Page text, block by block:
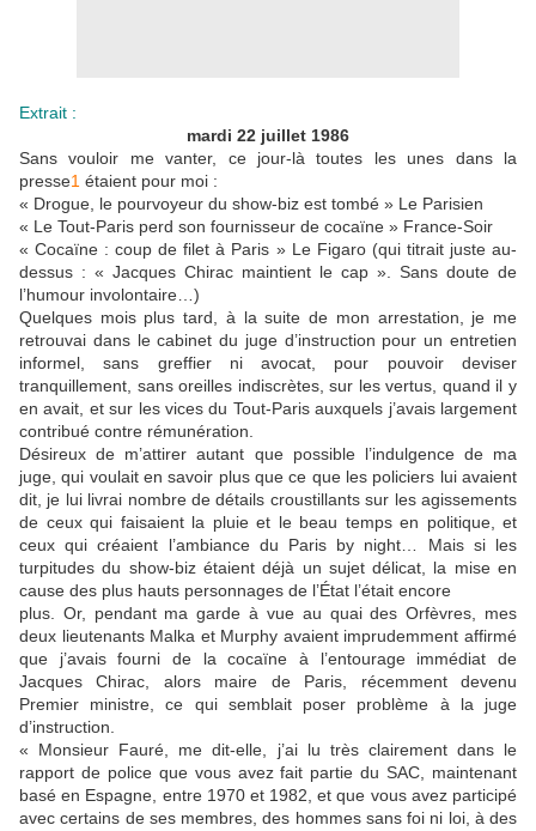
Extrait :
mardi 22 juillet 1986
Sans vouloir me vanter, ce jour-là toutes les unes dans la
presse1 étaient pour moi :
« Drogue, le pourvoyeur du show-biz est tombé » Le Parisien
« Le Tout-Paris perd son fournisseur de cocaïne » France-Soir
« Cocaïne : coup de filet à Paris » Le Figaro(qui titrait juste au-
dessus : « Jacques Chirac maintient le cap ». Sans doute de
l’humour involontaire…)
Quelques mois plus tard, à la suite de mon arrestation, je me
retrouvai dans le cabinet du juge d’instruction pour un entretien
informel, sans greffier ni avocat, pour pouvoir deviser
tranquillement, sans oreilles indiscrètes, sur les vertus, quand il y
en avait, et sur les vices du Tout-Paris auxquels j’avais largement
contribué contre rémunération.
Désireux de m’attirer autant que possible l’indulgence de ma
juge, qui voulait en savoir plus que ce que les policiers lui avaient
dit, je lui livrai nombre de détails croustillants sur les agissements
de ceux qui faisaient la pluie et le beau temps en politique, et
ceux qui créaient l’ambiance du Paris by night… Mais si les
turpitudes du show-biz étaient déjà un sujet délicat, la mise en
cause des plus hauts personnages de l’État l’était encore
plus. Or, pendant ma garde à vue au quai des Orfèvres, mes
deux lieutenants Malka et Murphy avaient imprudemment affirmé
que j’avais fourni de la cocaïne à l’entourage immédiat de
Jacques Chirac, alors maire de Paris, récemment devenu
Premier ministre, ce qui semblait poser problème à la juge
d’instruction.
« Monsieur Fauré, me dit-elle, j’ai lu très clairement dans le
rapport de police que vous avez fait partie du SAC, maintenant
basé en Espagne, entre 1970 et 1982, et que vous avez participé
avec certains de ses membres, des hommes sans foi ni loi, à des